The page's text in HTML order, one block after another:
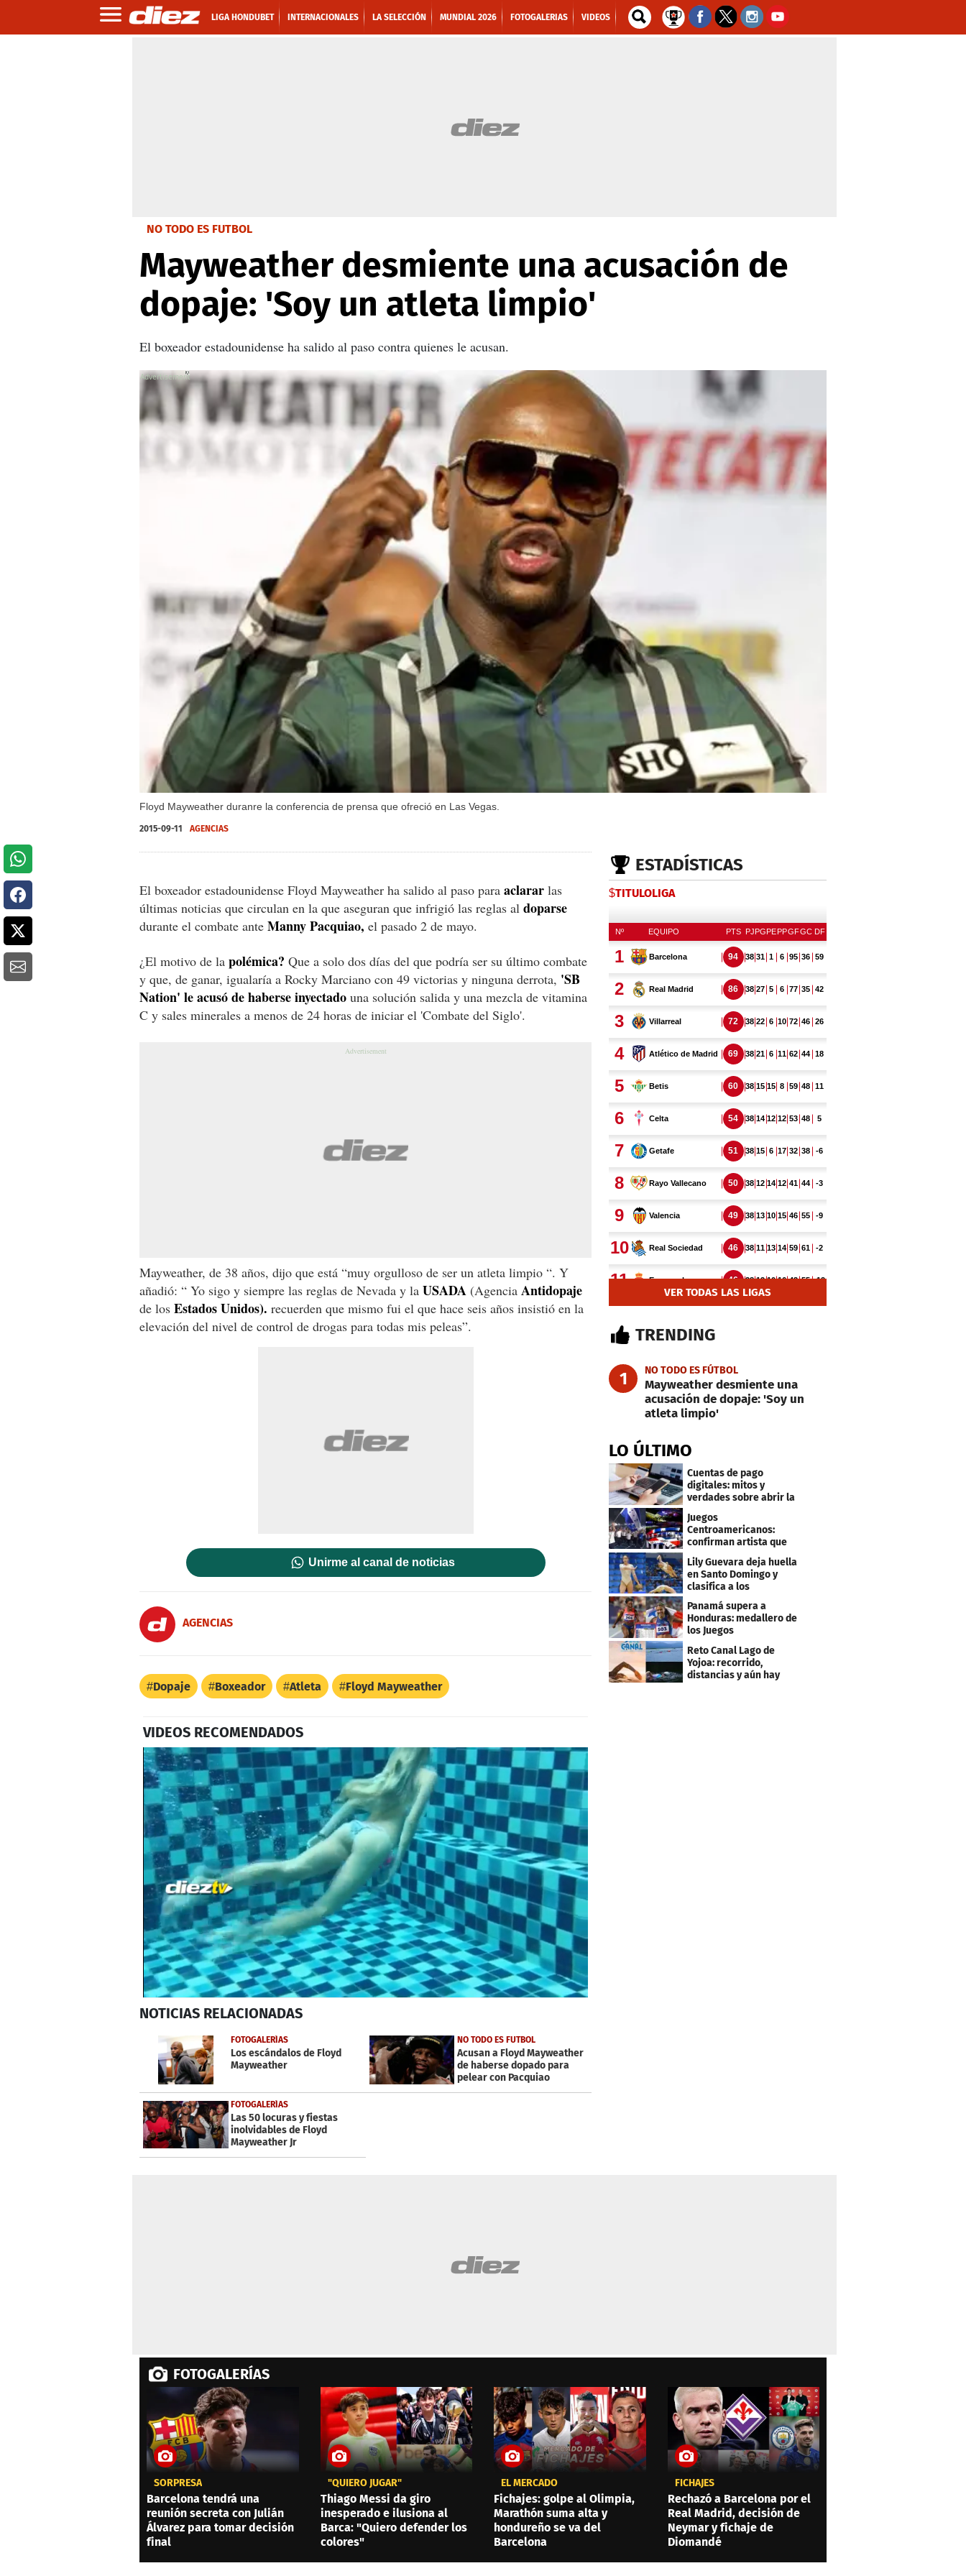
LIGA HONDUBET INTERNACIONALES LA SELECCIÓN MUNDIAL 2026 FOTOGALERIAS VIDEOS
NO TODO ES FUTBOL
Mayweather desmiente una acusación de
dopaje: 'Soy un atleta limpio'
El boxeador estadounidense ha salido al paso contra quienes le acusan.
Floyd Mayweather duranre la conferencia de prensa que ofreció en Las Vegas.
X
2015-09-11 AGENCIAS
El boxeador estadounidense Floyd Mayweather ha salido al paso para aclarar las
últimas noticias que circulan en la que aseguran que infrigió las reglas al doparse
durante el combate ante Manny Pacquiao, el pasado 2 de mayo.
¿El motivo de la polémica? Que a solo dos días del que podría ser su último combate
y que, de ganar, igualaría a Rocky Marciano con 49 victorias y ninguna derrota, 'SB
Nation' le acusó de haberse inyectado una solución salida y una mezcla de vitamina
C y sales minerales a menos de 24 horas de iniciar el 'Combate del Siglo'.
Mayweather, de 38 años, dijo que está “muy orgulloso de ser un atleta limpio “. Y
añadió: “ Yo sigo y siempre las reglas de Nevada y la USADA (Agencia Antidopaje
de los Estados Unidos). recuerden que mismo fui el que hace seis años insistió en la
elevación del nivel de control de drogas para todas mis peleas”.
Unirme al canal de noticias
AGENCIAS
Dopaje Boxeador Atleta Floyd Mayweather
VIDEOS RECOMENDADOS
seconds
secondsVolume
0%
NOTICIAS RELACIONADAS
FOTOGALERÍAS
Los escándalos de Floyd
Mayweather
NO TODO ES FUTBOL
Acusan a Floyd Mayweather
de haberse dopado para
pelear con Pacquiao
FOTOGALERÍAS
Las 50 locuras y fiestas
inolvidables de Floyd
Mayweather Jr
ESTADÍSTICAS
$TITULOLIGA
VER TODAS LAS LIGAS
TRENDING
1 NO TODO ES FÚTBOL
Mayweather desmiente una
acusación de dopaje: 'Soy un
atleta limpio'
LO ÚLTIMO
Cuentas de pago
digitales: mitos y
verdades sobre abrir la
Juegos
Centroamericanos:
confirman artista que
cantará en la ceremonia
de clausura
Lily Guevara deja huella
en Santo Domingo y
clasifica a los
Panamericanos de Lima
2027
Panamá supera a
Honduras: medallero de
los Juegos
Centroamericanos
Reto Canal Lago de
Yojoa: recorrido,
distancias y aún hay
FOTOGALERÍAS
SORPRESA
Barcelona tendrá una
reunión secreta con Julián
Álvarez para tomar decisión
final
"QUIERO JUGAR"
Thiago Messi da giro
inesperado e ilusiona al
Barca: "Quiero defender los
colores"
EL MERCADO
Fichajes: golpe al Olimpia,
Marathón suma alta y
hondureño se va del
Barcelona
FICHAJES
Rechazó a Barcelona por el
Real Madrid, decisión de
Neymar y fichaje de
Diomandé